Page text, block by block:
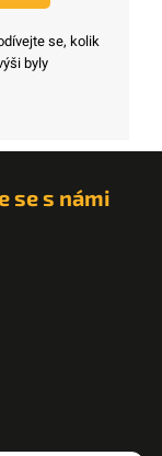
se, kolik
byly
se s námi